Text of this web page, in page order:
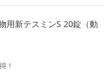
用新テスミンS 20錠（動
！